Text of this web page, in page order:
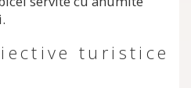
turistice